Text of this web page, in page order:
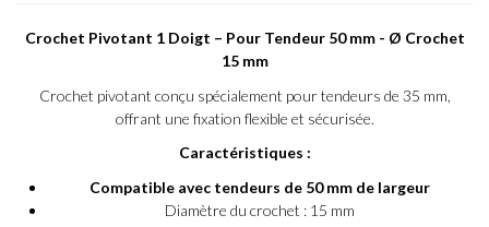
Crochet Pivotant 1 Doigt – Pour Tendeur 50 mm - Ø Crochet
15 mm
Crochet pivotant conçu spécialement pour tendeurs de 35 mm,
offrant une fixation flexible et sécurisée.
Caractéristiques :
Compatible avec tendeurs de 50 mm de largeur
Diamètre du crochet : 15 mm